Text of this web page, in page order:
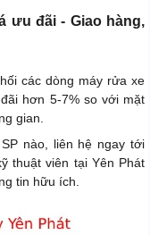
ưu đãi - Giao hàng,
các dòng máy rửa xe
hơn 5-7% so với mặt
gian.
nào, liên hệ ngay tới
thuật viên tại Yên Phát
tin hữu ích.